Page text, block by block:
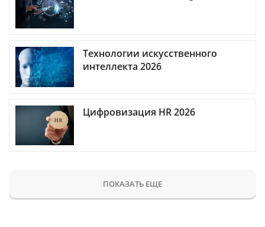
Технологии искусственного
интеллекта 2026
Цифровизация HR 2026
ПОКАЗАТЬ ЕЩЕ